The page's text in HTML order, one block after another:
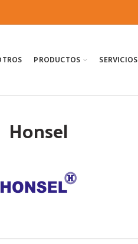
PRODUCTOS SERVICIOS
Honsel